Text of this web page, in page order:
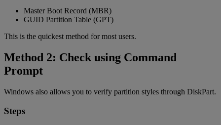
Master Boot Record (MBR)
GUID Partition Table (GPT)
This is the quickest method for most users.
Method 2: Check using Command
Prompt
Windows also allows you to verify partition styles through DiskPart.
Steps